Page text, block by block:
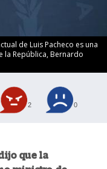
de Luis Pacheco es una
la República, Bernardo
2 0
que la